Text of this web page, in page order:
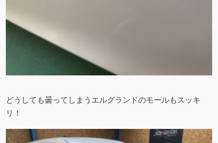
どうしても曇ってしまうエルグランドのモールもスッキ
リ！